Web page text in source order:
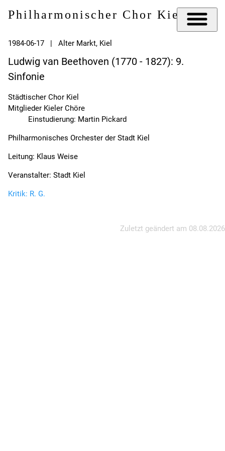
Philharmonischer Chor Kiel e.V.
1984-06-17 | Alter Markt, Kiel
Ludwig van Beethoven (1770 - 1827): 9.
Sinfonie
Städtischer Chor Kiel
Mitglieder Kieler Chöre
Einstudierung: Martin Pickard
Philharmonisches Orchester der Stadt Kiel
Leitung: Klaus Weise
Veranstalter: Stadt Kiel
Kritik: R. G.
Zuletzt geändert am 08.08.2026